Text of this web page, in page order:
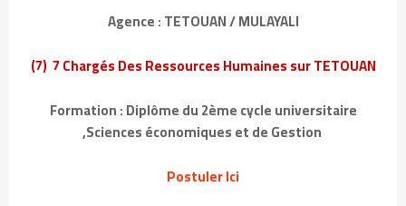
Agence : TETOUAN / MULAYALI
(7) 7 Chargés Des Ressources Humaines sur TETOUAN
Formation : Diplôme du 2ème cycle universitaire
,Sciences économiques et de Gestion
Postuler Ici